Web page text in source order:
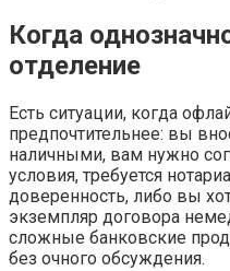
Когда
отделение
Есть ситуации, когда
предпочтительнее: вы
наличными, вам нужно
условия, требуется
доверенность, либо вы
экземпляр договора
сложные банковские
без очного обсуждения.